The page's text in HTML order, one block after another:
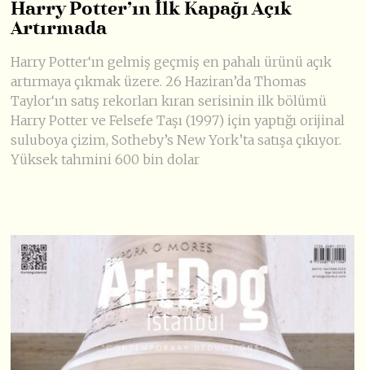
Harry Potter’ın İlk Kapağı Açık
Artırmada
Harry Potter‘ın gelmiş geçmiş en pahalı ürünü açık
artırmaya çıkmak üzere. 26 Haziran’da Thomas
Taylor‘ın satış rekorları kıran serisinin ilk bölümü
Harry Potter ve Felsefe Taşı (1997) için yaptığı orijinal
suluboya çizim, Sotheby’s New York’ta satışa çıkıyor.
Yüksek tahmini 600 bin dolar